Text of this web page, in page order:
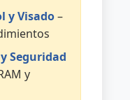
y Visado–
Seguridad
y